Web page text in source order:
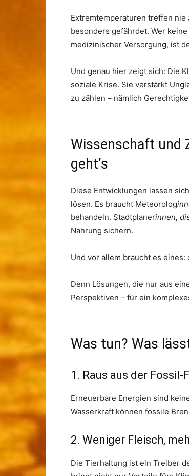
Extremtemperaturen treffen
besonders gefährdet. Wer
medizinischer Versorgung, ist
Und genau hier zeigt sich: Die
soziale Krise. Sie verstärkt
zu zählen – nämlich
Wissenschaft und
geht’s
Diese Entwicklungen lassen
lösen. Es braucht Meteorolog
behandeln. Stadtplanerinnen,
Nahrung sichern.
Und vor allem braucht es
Denn Lösungen, die nur aus
Perspektiven – für ein
Was tun? Was
1. Raus aus der Fossil-
Erneuerbare Energien sind
Wasserkraft können fossile
2. Weniger Fleisch,
Die Tierhaltung ist ein Treiber